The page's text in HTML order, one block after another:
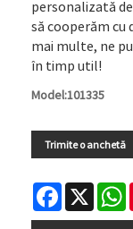
personalizată
să cooperăm cu
mai multe, ne
în timp util!
Model:101335
Trimite o anchetă
Facebook
X